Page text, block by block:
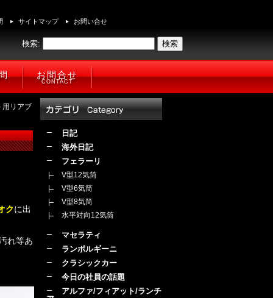
サイトマップ お問い合せ
検索:
お問合せ
CONTACT
用リアブ
クに出
れ等あ
日記
海外日記
フェラーリ
V型12気筒
V型6気筒
V型8気筒
水平対向12気筒
マセラティ
ランボルギーニ
クラシックカー
今日の社員の話題
アルファ/フィアット/ランチ